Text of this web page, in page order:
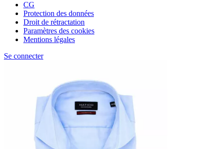
CG
Protection des données
Droit de rétractation
Paramètres des cookies
Mentions légales
Se connecter